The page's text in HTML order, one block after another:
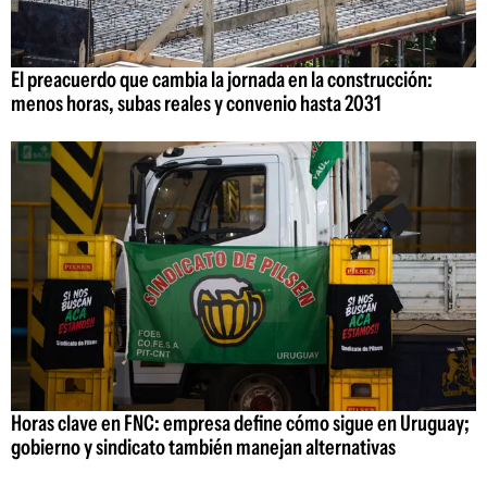
El preacuerdo que cambia la jornada en la construcción:
menos horas, subas reales y convenio hasta 2031
Horas clave en FNC: empresa define cómo sigue en Uruguay;
gobierno y sindicato también manejan alternativas